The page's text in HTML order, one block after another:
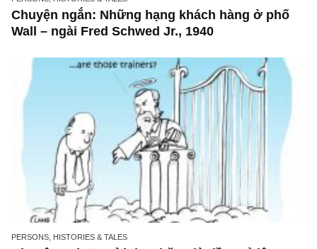
Chuyện ngắn: Những hạng khách hàng ở
Wall – ngài Fred Schwed Jr., 1940